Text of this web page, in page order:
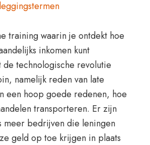
training waarin je ontdekt hoe
inkomen kunt
technologische revolutie
namelijk reden van late
een hoop goede redenen, hoe
transporteren. Er zijn
meer bedrijven die leningen
geld op toe krijgen in plaats